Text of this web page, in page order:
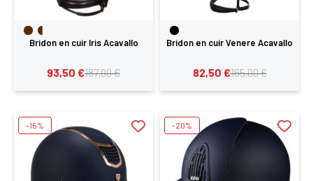
Bridon en cuir Iris Acavallo
187,00 €
93,50 €
Bridon en cuir Venere Acavallo
165,00 €
82,50 €
-15% -20%